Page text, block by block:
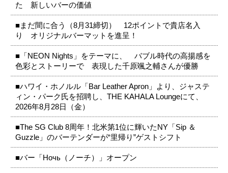
た 新しいバーの価値
■まだ間に合う（8月31締切） 12ポイントで貴店名入
り オリジナルバーマットを進呈！
■「NEON Nights」をテーマに、 バブル時代の高揚感を
色彩とストーリーで 表現した千原颯之輔さんが優勝
■ハワイ・ホノルル「Bar Leather Apron」より、ジャステ
ィン・パーク氏を招聘し、THE KAHALA Loungeにて、
2026年8月28日（金）
■The SG Club 8周年！北米第1位に輝いたNY「Sip ＆
Guzzle」のバーテンダーが“里帰り”ゲストシフト
■バー「Ночь（ノーチ）」オープン